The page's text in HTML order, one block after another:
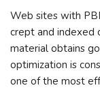
Web sites with
crept and indexed
material obtains
optimization is
one of the most